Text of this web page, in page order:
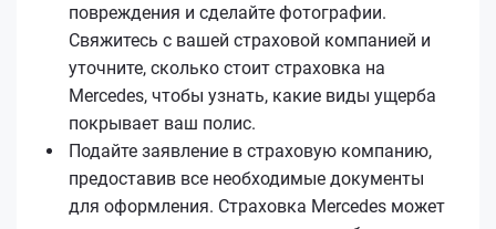
повреждения и сделайте фотографии.
Свяжитесь с вашей страховой компанией и
уточните, сколько стоит страховка на
Mercedes, чтобы узнать, какие виды ущерба
покрывает ваш полис.
Подайте заявление в страховую компанию,
предоставив все необходимые документы
для оформления. Страховка Mercedes может